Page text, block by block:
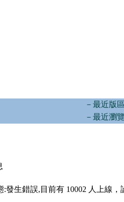
－最近版
－最近瀏
:發生錯誤,目前有 10002 人上線